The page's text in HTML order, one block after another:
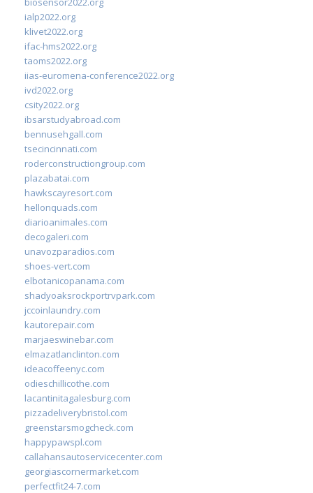
ialp2022.org
klivet2022.org
ifac-hms2022.org
taoms2022.org
iias-euromena-conference2022.org
ivd2022.org
csity2022.org
ibsarstudyabroad.com
bennusehgall.com
tsecincinnati.com
roderconstructiongroup.com
plazabatai.com
hawkscayresort.com
hellonquads.com
diarioanimales.com
decogaleri.com
unavozparadios.com
shoes-vert.com
elbotanicopanama.com
shadyoaksrockportrvpark.com
jccoinlaundry.com
kautorepair.com
marjaeswinebar.com
elmazatlanclinton.com
ideacoffeenyc.com
odieschillicothe.com
lacantinitagalesburg.com
pizzadeliverybristol.com
greenstarsmogcheck.com
happypawspl.com
callahansautoservicecenter.com
georgiascornermarket.com
perfectfit24-7.com